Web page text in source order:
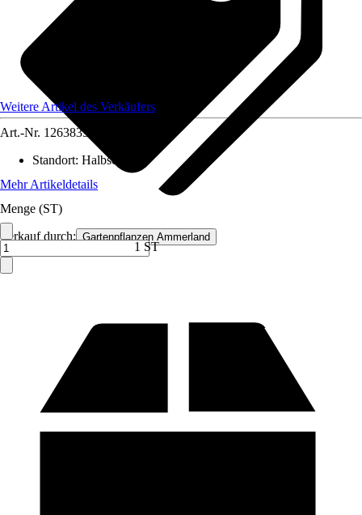
Verkauf durch: Gartenpflanzen Ammerland
Weitere Artikel des Verkäufers
Art.-Nr. 12638350
Standort: Halbschatten
Mehr Artikeldetails
Menge (ST)
1 ST